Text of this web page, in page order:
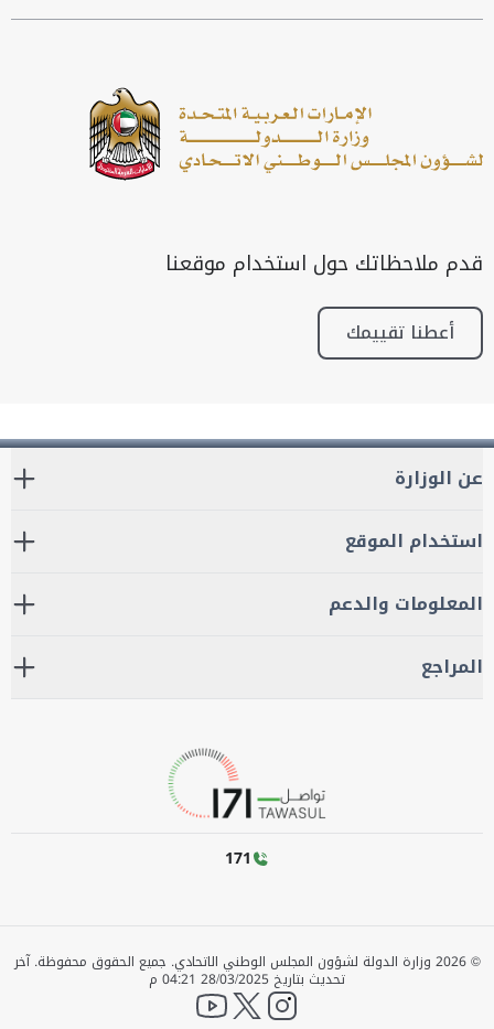
قدم ملاحظاتك حول استخدام موقعنا
أعطنا تقييمك
عن الوزارة
استخدام الموقع
المعلومات والدعم
المراجع
171
©
2026 وزارة الدولة لشؤون المجلس الوطني الاتحادي. جميع الحقوق محفوظة.آخر
تحديث بتاريخ 28/03/2025 04:21 م
instagram
twitter
YouTube